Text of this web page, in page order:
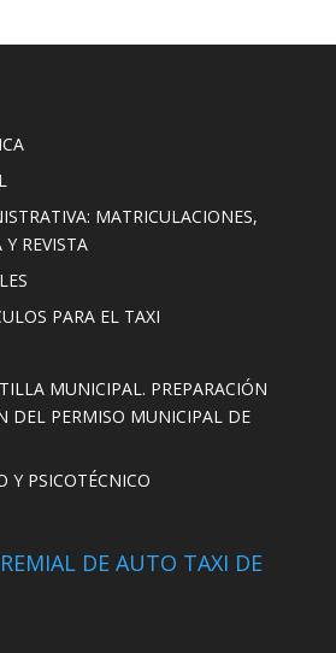
MATRICULACIONES,
Y REVISTA
PARA EL TAXI
MUNICIPAL. PREPARACIÓN
DEL PERMISO MUNICIPAL DE
Y PSICOTÉCNICO
DE AUTO TAXI DE